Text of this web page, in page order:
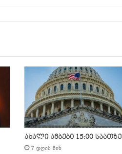
ახალი ამბები 15:00 საათზე
7 დღის წინ